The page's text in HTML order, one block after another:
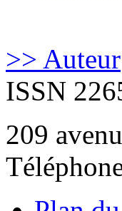
>> Auteur
ISSN
209